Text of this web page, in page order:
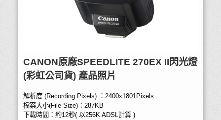
CANON原廠SPEEDLITE 270EX II閃光燈
(彩虹公司貨) 產品照片
解析度 (Recording Pixels) ：2400x1801Pixels
檔案大小(File Size)：287KB
下載時間：約12秒( 以256K ADSL計算 )